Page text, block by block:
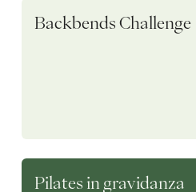
Backbends Challenge
Pilates in gravidanza